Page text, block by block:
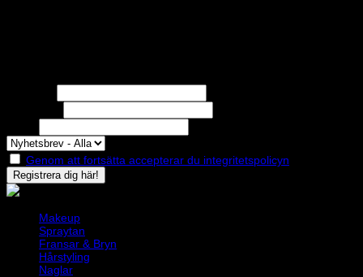
Genom att fortsätta accepterar du integritetspolicyn
Makeup
Spraytan
Fransar & Bryn
Hårstyling
Naglar